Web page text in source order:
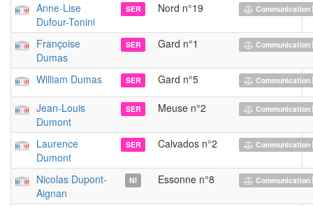
Anne-Lise
Dufour-Tonini
SER Nord n°19
Françoise
Dumas
SER Gard n°1
William Dumas SER Gard n°5
Jean-Louis
Dumont
SER Meuse n°2
Laurence
Dumont
SER Calvados n°2
Nicolas Dupont-
Aignan
NI Essonne n°8